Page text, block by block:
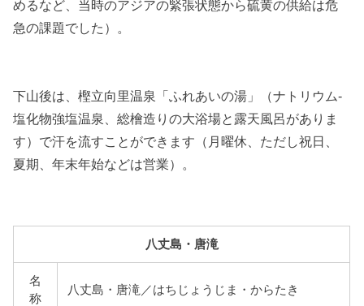
めるなど、当時のアジアの緊張状態から硫黄の供給は危
急の課題でした）。
下山後は、樫立向里温泉「ふれあいの湯」（ナトリウム-
塩化物強塩温泉、総檜造りの大浴場と露天風呂がありま
す）で汗を流すことができます（月曜休、ただし祝日、
夏期、年末年始などは営業）。
八丈島・唐滝
名
称
八丈島・唐滝／はちじょうじま・からたき